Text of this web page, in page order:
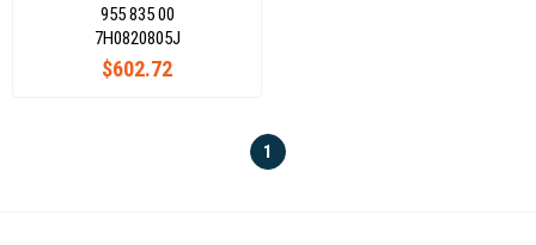
64529225703
955 835 00
$602.72
7H0820805J
1